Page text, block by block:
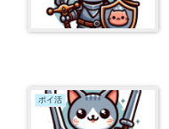
ポイ活